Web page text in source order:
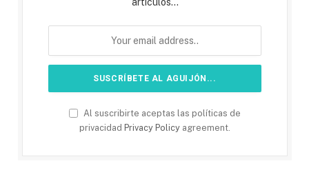
Al suscribirte aceptas las políticas de
privacidad Privacy Policy agreement.